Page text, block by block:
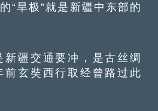
“旱极”就是新疆中东部的
疆交通要冲，是古丝绸
前玄奘西行取经曾路过此